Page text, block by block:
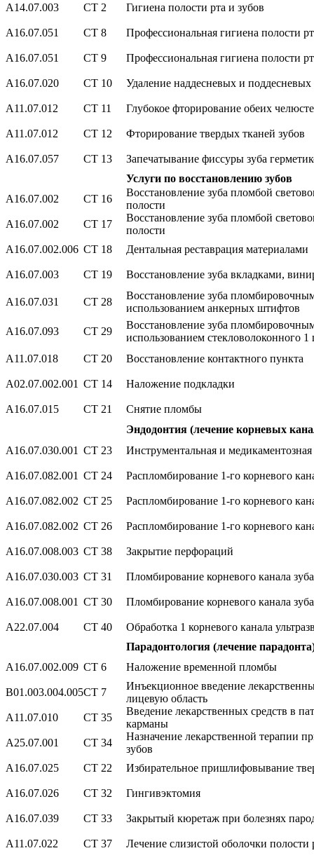
А14.07.003
СТ 2 Гигиена полости рта и зубов
А16.07.051 СТ 8 Профессиональная гигиена полости
А16.07.051 СТ 9 Профессиональная гигиена полости
А16.07.020 СТ 10 Удаление наддесневых и
А11.07.012 СТ 11 Глубокое фторирование обеих
А11.07.012 СТ 12 Фторирование твердых тканей зубов
А16.07.057 СТ 13
Запечатывание фиссуры зуба
Услуги по восстановлению зубов
А16.07.002
СТ 16
Восстановление зуба пломбой
полости
А16.07.002
СТ 17
Восстановление зуба пломбой
полости
А16.07.002.006 СТ 18 Дентальная реставрация материалами
А16.07.003 СТ 19 Восстановление зуба вкладками,
А16.07.031 СТ 28
Восстановление зуба
использованием анкерных штифтов
А16.07.093
СТ 29
Восстановление зуба
использованием стекловолоконного
А11.07.018
СТ 20 Восстановление контактного пункта
А02.07.002.001 СТ 14 Наложение подкладки
А16.07.015 СТ 21
Снятие пломбы
Эндодонтия (лечение корневых
А16.07.030.001 СТ 23 Инструментальная и
А16.07.082.001 СТ 24 Распломбирование 1-го корневого
А16.07.082.002 СТ 25 Распломбирование 1-го корневого
А16.07.082.002 СТ 26 Распломбирование 1-го корневого
А16.07.008.003 СТ 38 Закрытие перфораций
А16.07.030.003 СТ 31 Пломбирование корневого канала
А16.07.008.001 СТ 30 Пломбирование корневого канала
А22.07.004 СТ 40
Обработка 1 корневого канала
Парадонтология (лечение
А16.07.002.009 СТ 6 Наложение временной пломбы
В01.003.004.005СТ 7
Инъекционное введение
лицевую область
А11.07.010
СТ 35
Введение лекарственных средств в
карманы
А25.07.001
СТ 34
Назначение лекарственной терапии
зубов
А16.07.025
СТ 22 Избирательное пришлифовывание
А16.07.026 СТ 32 Гингивэктомия
А16.07.039 СТ 33 Закрытый кюретаж при болезнях
А11.07.022 СТ 37 Лечение слизистой оболочки полости